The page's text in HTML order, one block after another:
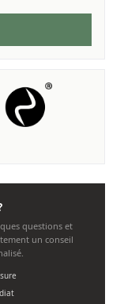
questions et
un conseil